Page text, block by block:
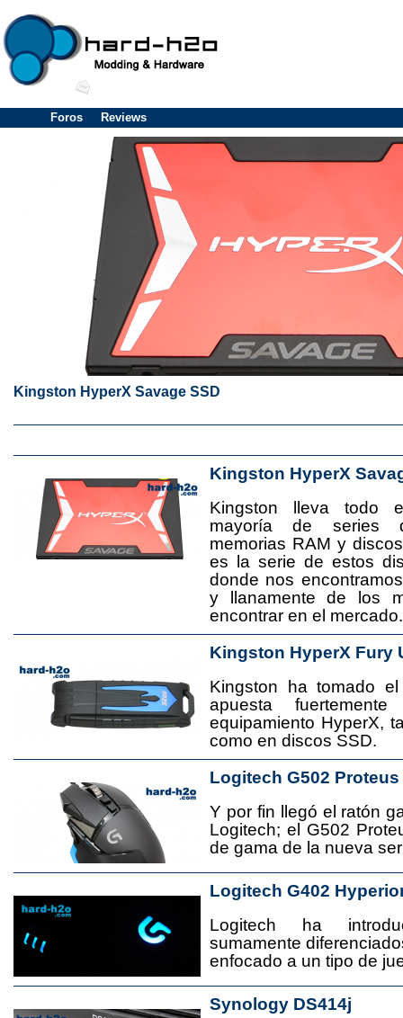
Foros Reviews
Kingston HyperX Savage SSD
Kingston HyperX
Kingston lleva todo
mayoría de series
memorias RAM y
es la serie de estos
donde nos
y llanamente de los
encontrar en el mercado.
Kingston HyperX Fury
Kingston ha tomado
apuesta
equipamiento HyperX,
como en discos SSD.
Logitech G502 Proteus
Y por fin llegó el ratón
Logitech; el G502
de gama de la nueva
Logitech G402
Logitech ha
sumamente
enfocado a un tipo de
Synology DS414j